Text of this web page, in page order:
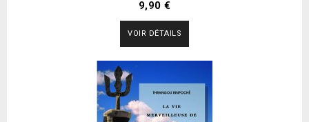
9,90 €
VOIR DÉTAILS